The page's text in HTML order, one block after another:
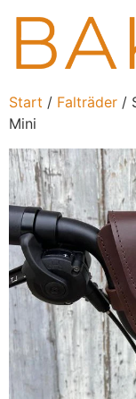
Start / Falträder /
Mini